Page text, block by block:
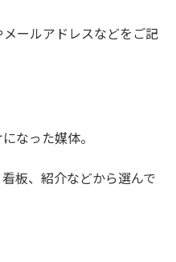
ールアドレスなどをご記
なった媒体。
板、紹介などから選んで